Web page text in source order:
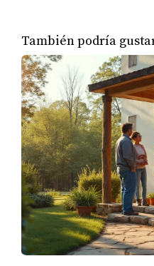
Opciones de
Entender tus opciones de
evitar sorpresas
compra. Aquí hay algunas
Preaprobación:
hipotecaria para
Tasas de interés:
para encontrar la
Subvenciones y
elegible para
para compradores
También podría